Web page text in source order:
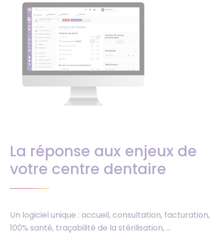
La réponse aux enjeux de
votre centre dentaire
Un logiciel unique : accueil, consultation, facturation,
100% santé, traçabilité de la stérilisation, …